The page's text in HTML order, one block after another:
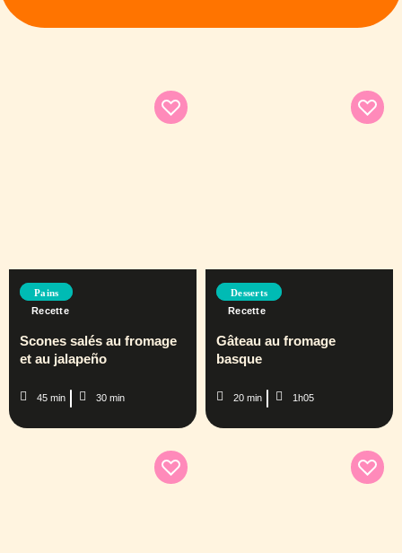
Pains
Recette
Scones salés au fromage
et au jalapeño
45 min 30 min
Desserts
Recette
Gâteau au fromage
basque
20 min 1h05